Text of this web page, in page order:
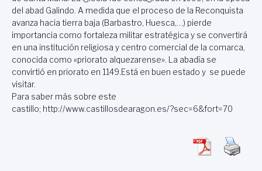
del abad Galindo. A medida que el proceso de la Reconquista
avanza hacia tierra baja (Barbastro, Huesca,…) pierde
importancia como fortaleza militar estratégica y se convertirá
en una institución religiosa y centro comercial de la comarca,
conocida como «priorato alquezarense». La abadía se
convirtió en priorato en 1149.Está en buen estado y se puede
visitar.
Para saber más sobre este
castillo; http://www.castillosdearagon.es/?sec=6&fort=70